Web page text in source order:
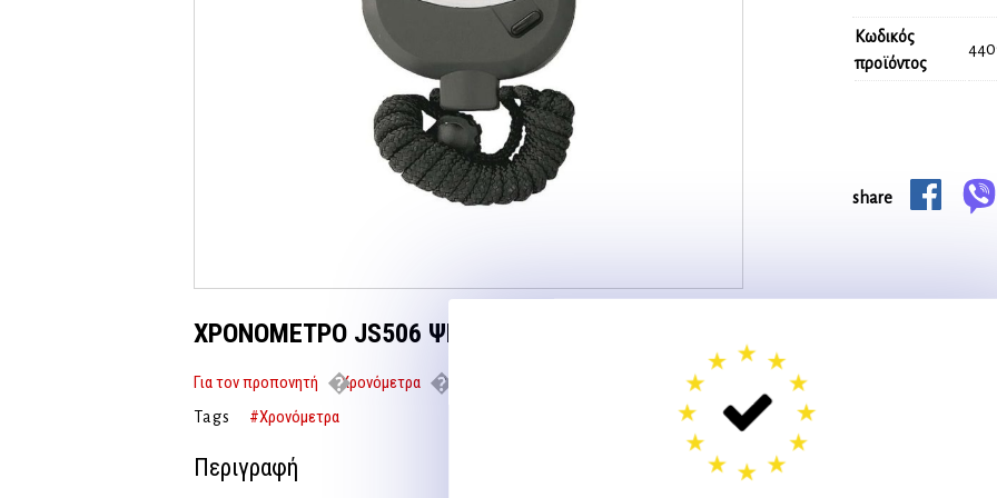
Κωδικός
προϊόντος
share
ΧΡΟΝΟΜΕΤΡΟ JS506 ΨΗΦΙΑΚΟ ΜΕ 10 ΜΝΗΜΗ -44093-
Για τον προπονητή Χρονόμετρα ΧΡΟΝΟΜΕΤΡΟ JS506 ΨΗΦΙΑΚΟ ΜΕ 10 ΜΝΗΜΗ -44093-
Tags #Χρονόμετρα
Περιγραφή